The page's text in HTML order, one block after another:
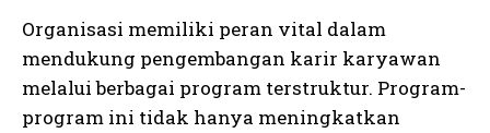
Organisasi memiliki peran vital dalam
mendukung pengembangan karir karyawan
melalui berbagai program terstruktur. Program-
program ini tidak hanya meningkatkan